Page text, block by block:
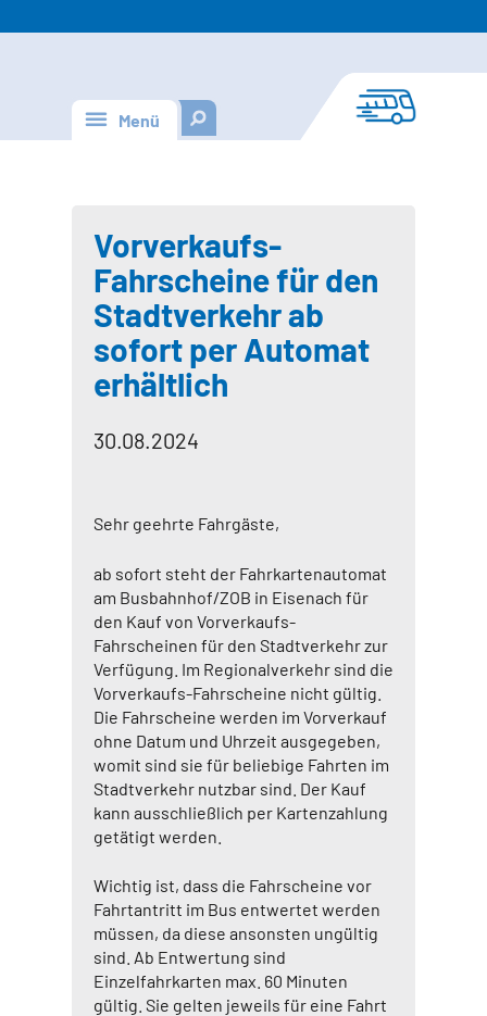
Menü
Vorverkaufs-
Fahrscheine für den
Stadtverkehr ab
sofort per Automat
erhältlich
30.08.2024
Sehr geehrte Fahrgäste,
ab sofort steht der Fahrkartenautomat
am Busbahnhof/ZOB in Eisenach für
den Kauf von Vorverkaufs-
Fahrscheinen für den Stadtverkehr zur
Verfügung. Im Regionalverkehr sind die
Vorverkaufs-Fahrscheine nicht gültig.
Die Fahrscheine werden im Vorverkauf
ohne Datum und Uhrzeit ausgegeben,
womit sind sie für beliebige Fahrten im
Stadtverkehr nutzbar sind. Der Kauf
kann ausschließlich per Kartenzahlung
getätigt werden.
Wichtig ist, dass die Fahrscheine vor
Fahrtantritt im Bus entwertet werden
müssen, da diese ansonsten ungültig
sind. Ab Entwertung sind
Einzelfahrkarten max. 60 Minuten
gültig. Sie gelten jeweils für eine Fahrt